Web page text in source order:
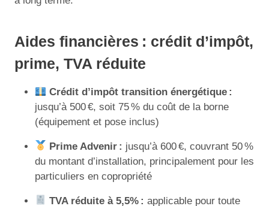
Aides financières : crédit d’impôt,
prime, TVA réduite
Crédit d’impôt transition énergétique :
jusqu’à 500 €, soit 75 % du coût de la borne
(équipement et pose inclus)
Prime Advenir : jusqu’à 600 €, couvrant 50 %
du montant d’installation, principalement pour les
particuliers en copropriété
TVA réduite à 5,5% : applicable pour toute